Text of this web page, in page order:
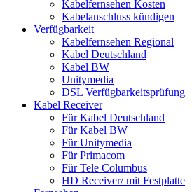
Kabelfernsehen Kosten
Kabelanschluss kündigen
Verfügbarkeit
Kabelfernsehen Regional
Kabel Deutschland
Kabel BW
Unitymedia
DSL Verfügbarkeitsprüfung
Kabel Receiver
Für Kabel Deutschland
Für Kabel BW
Für Unitymedia
Für Primacom
Für Tele Columbus
HD Receiver/ mit Festplatte